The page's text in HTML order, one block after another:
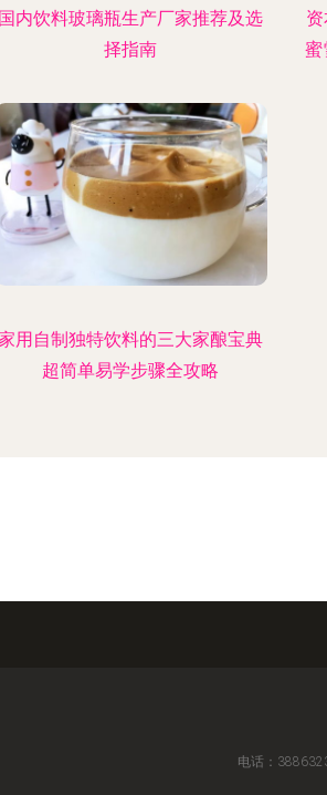
国内饮料玻璃瓶生产厂家推荐及选
择指南
蜜
用自制独特饮料的三大家酿宝典
超简单易学步骤全攻略
电话：